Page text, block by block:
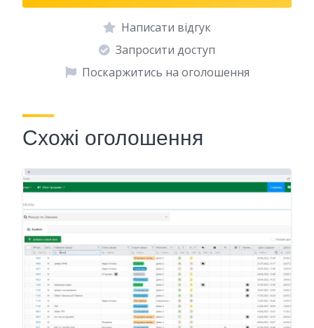
Написати відгук
Запросити доступ
Поскаржитись на оголошення
Схожі оголошення